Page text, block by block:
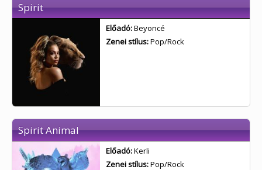
Spirit
Előadó:Beyoncé
Zenei stílus:Pop/Rock
Spirit Animal
Előadó:Kerli
Zenei stílus:Pop/Rock